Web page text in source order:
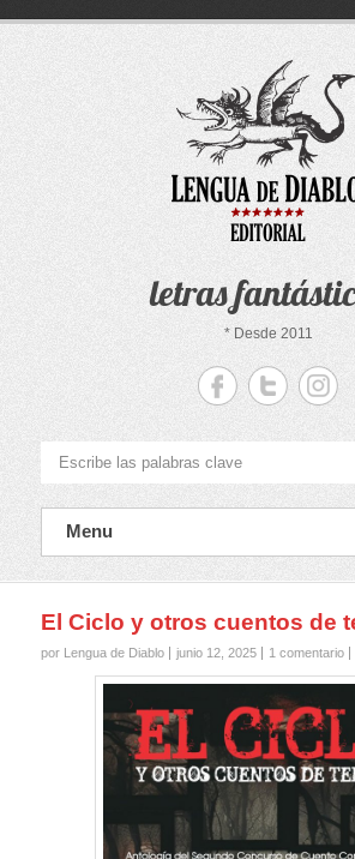
letras
* Desde 2011
Menu
El Ciclo y otros cuentos de
por Lengua de Diablo junio 12, 2025 1 comentario